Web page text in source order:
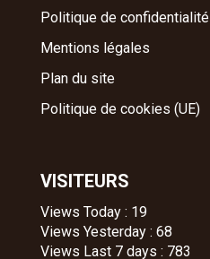
Politique de confidentialité
Mentions légales
Plan du site
Politique de cookies (UE)
VISITEURS
Views Today : 19
Views Yesterday : 68
Views Last 7 days : 783